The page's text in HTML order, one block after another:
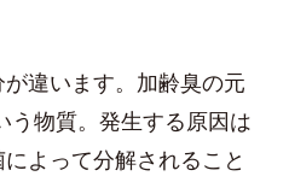
違います。加齢臭の元
う物質。発生する原因は
よって分解されること